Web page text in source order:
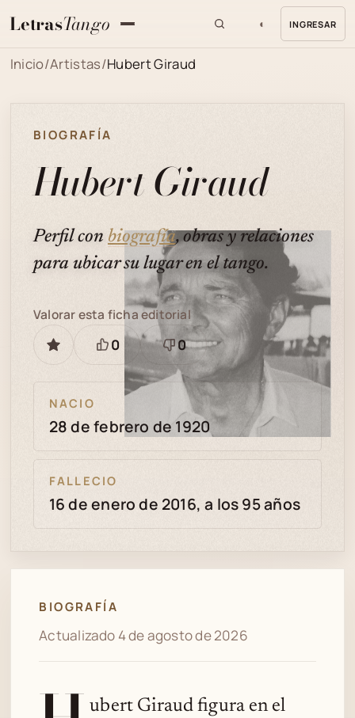
LetrasTango ◐ INGRESAR
Inicio/Artistas/Hubert Giraud
BIOGRAFÍA
Hubert Giraud
Perfil con biografía, obras y relaciones
para ubicar su lugar en el tango.
GUARDAR
Valorar esta ficha editorial
Está
bien
0
Necesita
revisión
0
NACIO
28 de febrero de 1920
FALLECIO
16 de enero de 2016, a los 95 años
BIOGRAFÍA
Actualizado 4 de agosto de 2026
ubert Giraud figura en el